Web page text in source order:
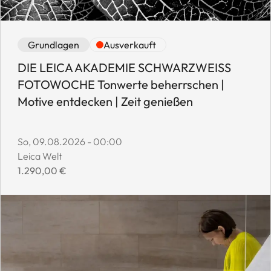
Grundlagen Ausverkauft
Event category: Grundlagen
Event availability: Ausverkauft
DIE LEICA AKADEMIE SCHWARZWEISS
FOTOWOCHE Tonwerte beherrschen |
Motive entdecken | Zeit genießen
Event start date:
So, 09.08.2026 - 00:00
Event location:
Leica Welt
Event price:
1.290,00 €